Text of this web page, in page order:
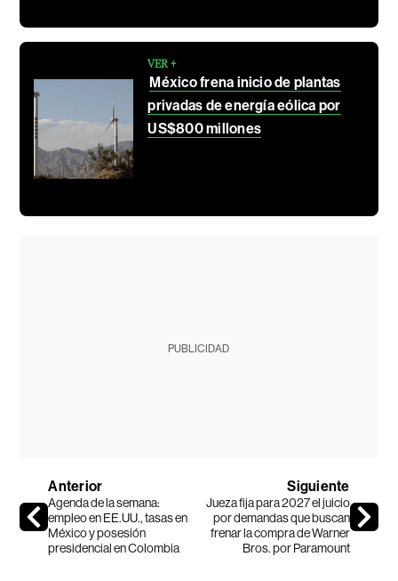
VER +
México frena inicio de plantas
privadas de energía eólica por
US$800 millones
PUBLICIDAD
Anterior
Agenda de la semana:
empleo en EE.UU., tasas en
México y posesión
presidencial en Colombia
Siguiente
Jueza fija para 2027 el juicio
por demandas que buscan
frenar la compra de Warner
Bros. por Paramount